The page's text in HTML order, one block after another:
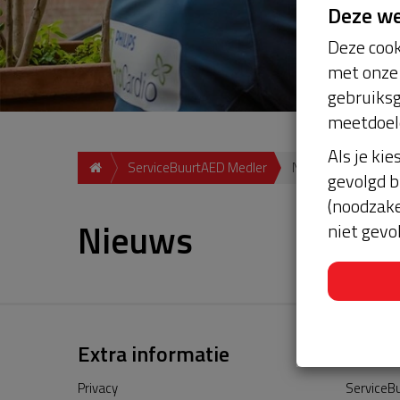
ServiceBuurtAED Medler Nieuws
Nieuws
Extra informatie
Privacy
Deze
Deze
met
Als je
gevolgd
niet